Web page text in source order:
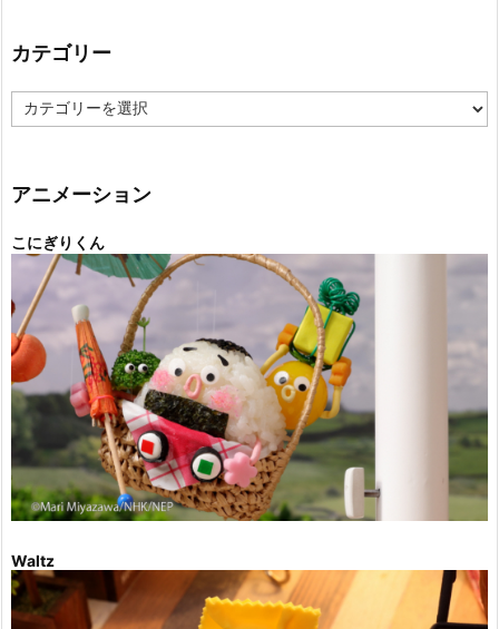
カテゴリー
テ
ー
アニメーション
こにぎりくん
Waltz